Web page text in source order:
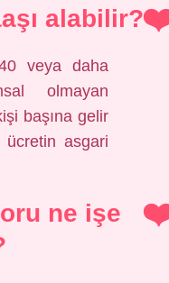
alabilir?
veya daha
olmayan
başına gelir
ücretin asgari
ne işe